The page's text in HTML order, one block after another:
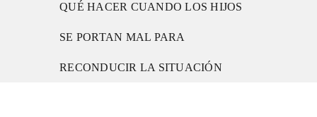
QUÉ HACER CUANDO LOS HIJOS
SE PORTAN MAL PARA
RECONDUCIR LA SITUACIÓN